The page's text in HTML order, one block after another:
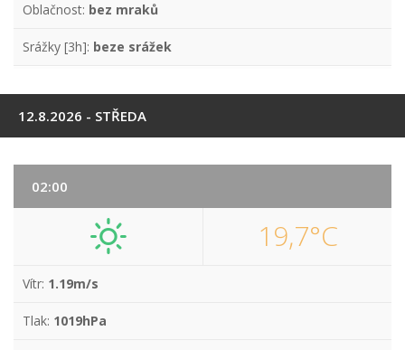
Oblačnost: bez mraků
Srážky [3h]: beze srážek
12.8.2026 - STŘEDA
02:00
19,7°C
Vítr: 1.19m/s
Tlak: 1019hPa